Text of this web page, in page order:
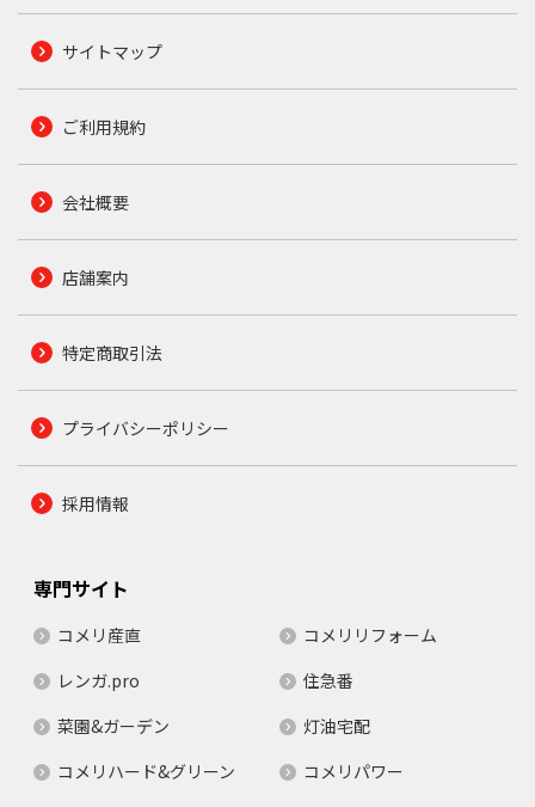
サイトマップ
ご利用規約
会社概要
店舗案内
特定商取引法
プライバシーポリシー
採用情報
専門サイト
コメリ産直
コメリリフォーム
レンガ.pro
住急番
菜園&ガーデン
灯油宅配
コメリハード&グリーン
コメリパワー